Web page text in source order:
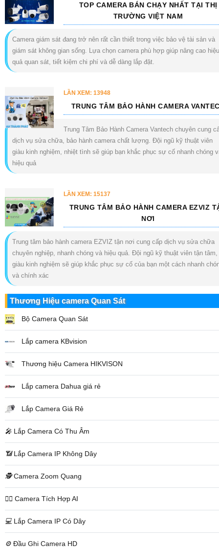
TOP CAMERA BÁN CHẠY NHẤT TẠI THỊ
TRƯỜNG VIỆT NAM
Camera giám sát đang trở nên rất cần thiết trong việc bảo vệ tài sản và
giám sát không gian sống. Lựa chọn camera phù hợp giúp nâng cao hiệu
quả quan sát, tiết kiệm chi phí và dễ dàng lắp đặt.
LẦN XEM: 13948
TRUNG TÂM BẢO HÀNH CAMERA
Trung Tâm Bảo Hành Camera Vantech chuyên cung
dịch vụ sửa chữa, bảo hành camera chất lượng. Đội ngũ kỹ thuật viên
giàu kinh nghiệm, nhiệt tình sẽ giúp bạn khắc phục sự cố nhanh chóng
hiệu quả
LẦN XEM: 15137
TRUNG TÂM BẢO HÀNH CAMERA EZVIZ
NƠI
Trung tâm bảo hành camera EZVIZ tận nơi cung cấp dịch vụ sửa chữa
chuyên nghiệp, nhanh chóng và hiệu quả. Đội ngũ kỹ thuật viên tận tâm,
giàu kinh nghiệm sẽ giúp khắc phục sự cố của bạn một cách nhanh
và chính xác
Thương Hiệu camera Quan Sát
Bộ Camera Quan Sát
Lắp camera KBvision
Thương hiệu Camera HIKVISON
Lắp camera Dahua giá rẻ
Lắp Camera Giá Rẻ
️🎤️ Lắp Camera Có Thu Âm
📶Lắp Camera IP Không Dây
🕵️Camera Zoom Quang
🧛‍♀️ Camera Tích Hợp AI
💻 Lắp Camera IP Có Dây
⚙️ Đầu Ghi Camera HD